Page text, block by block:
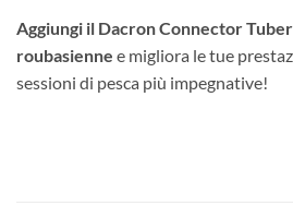
Aggiungi il Dacron Connector
roubasienne e migliora le tue
sessioni di pesca più impegnative!